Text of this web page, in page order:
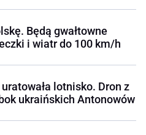
Będą gwałtowne
i wiatr do 100 km/h
lotnisko. Dron z
ukraińskich Antonowów